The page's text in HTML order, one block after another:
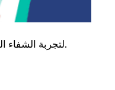
لتجربة الشفاء الجيد وتقليل احتمالية حدوث مضاعفات ، يجب تجنب التدخين بعد 48 أو 72 ساعة على الأقل من الاستخراج.